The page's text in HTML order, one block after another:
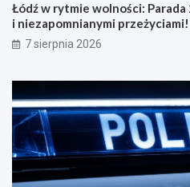
Łódź w rytmie wolności:
i niezapomnianymi przeżyciami!
7 sierpnia 2026